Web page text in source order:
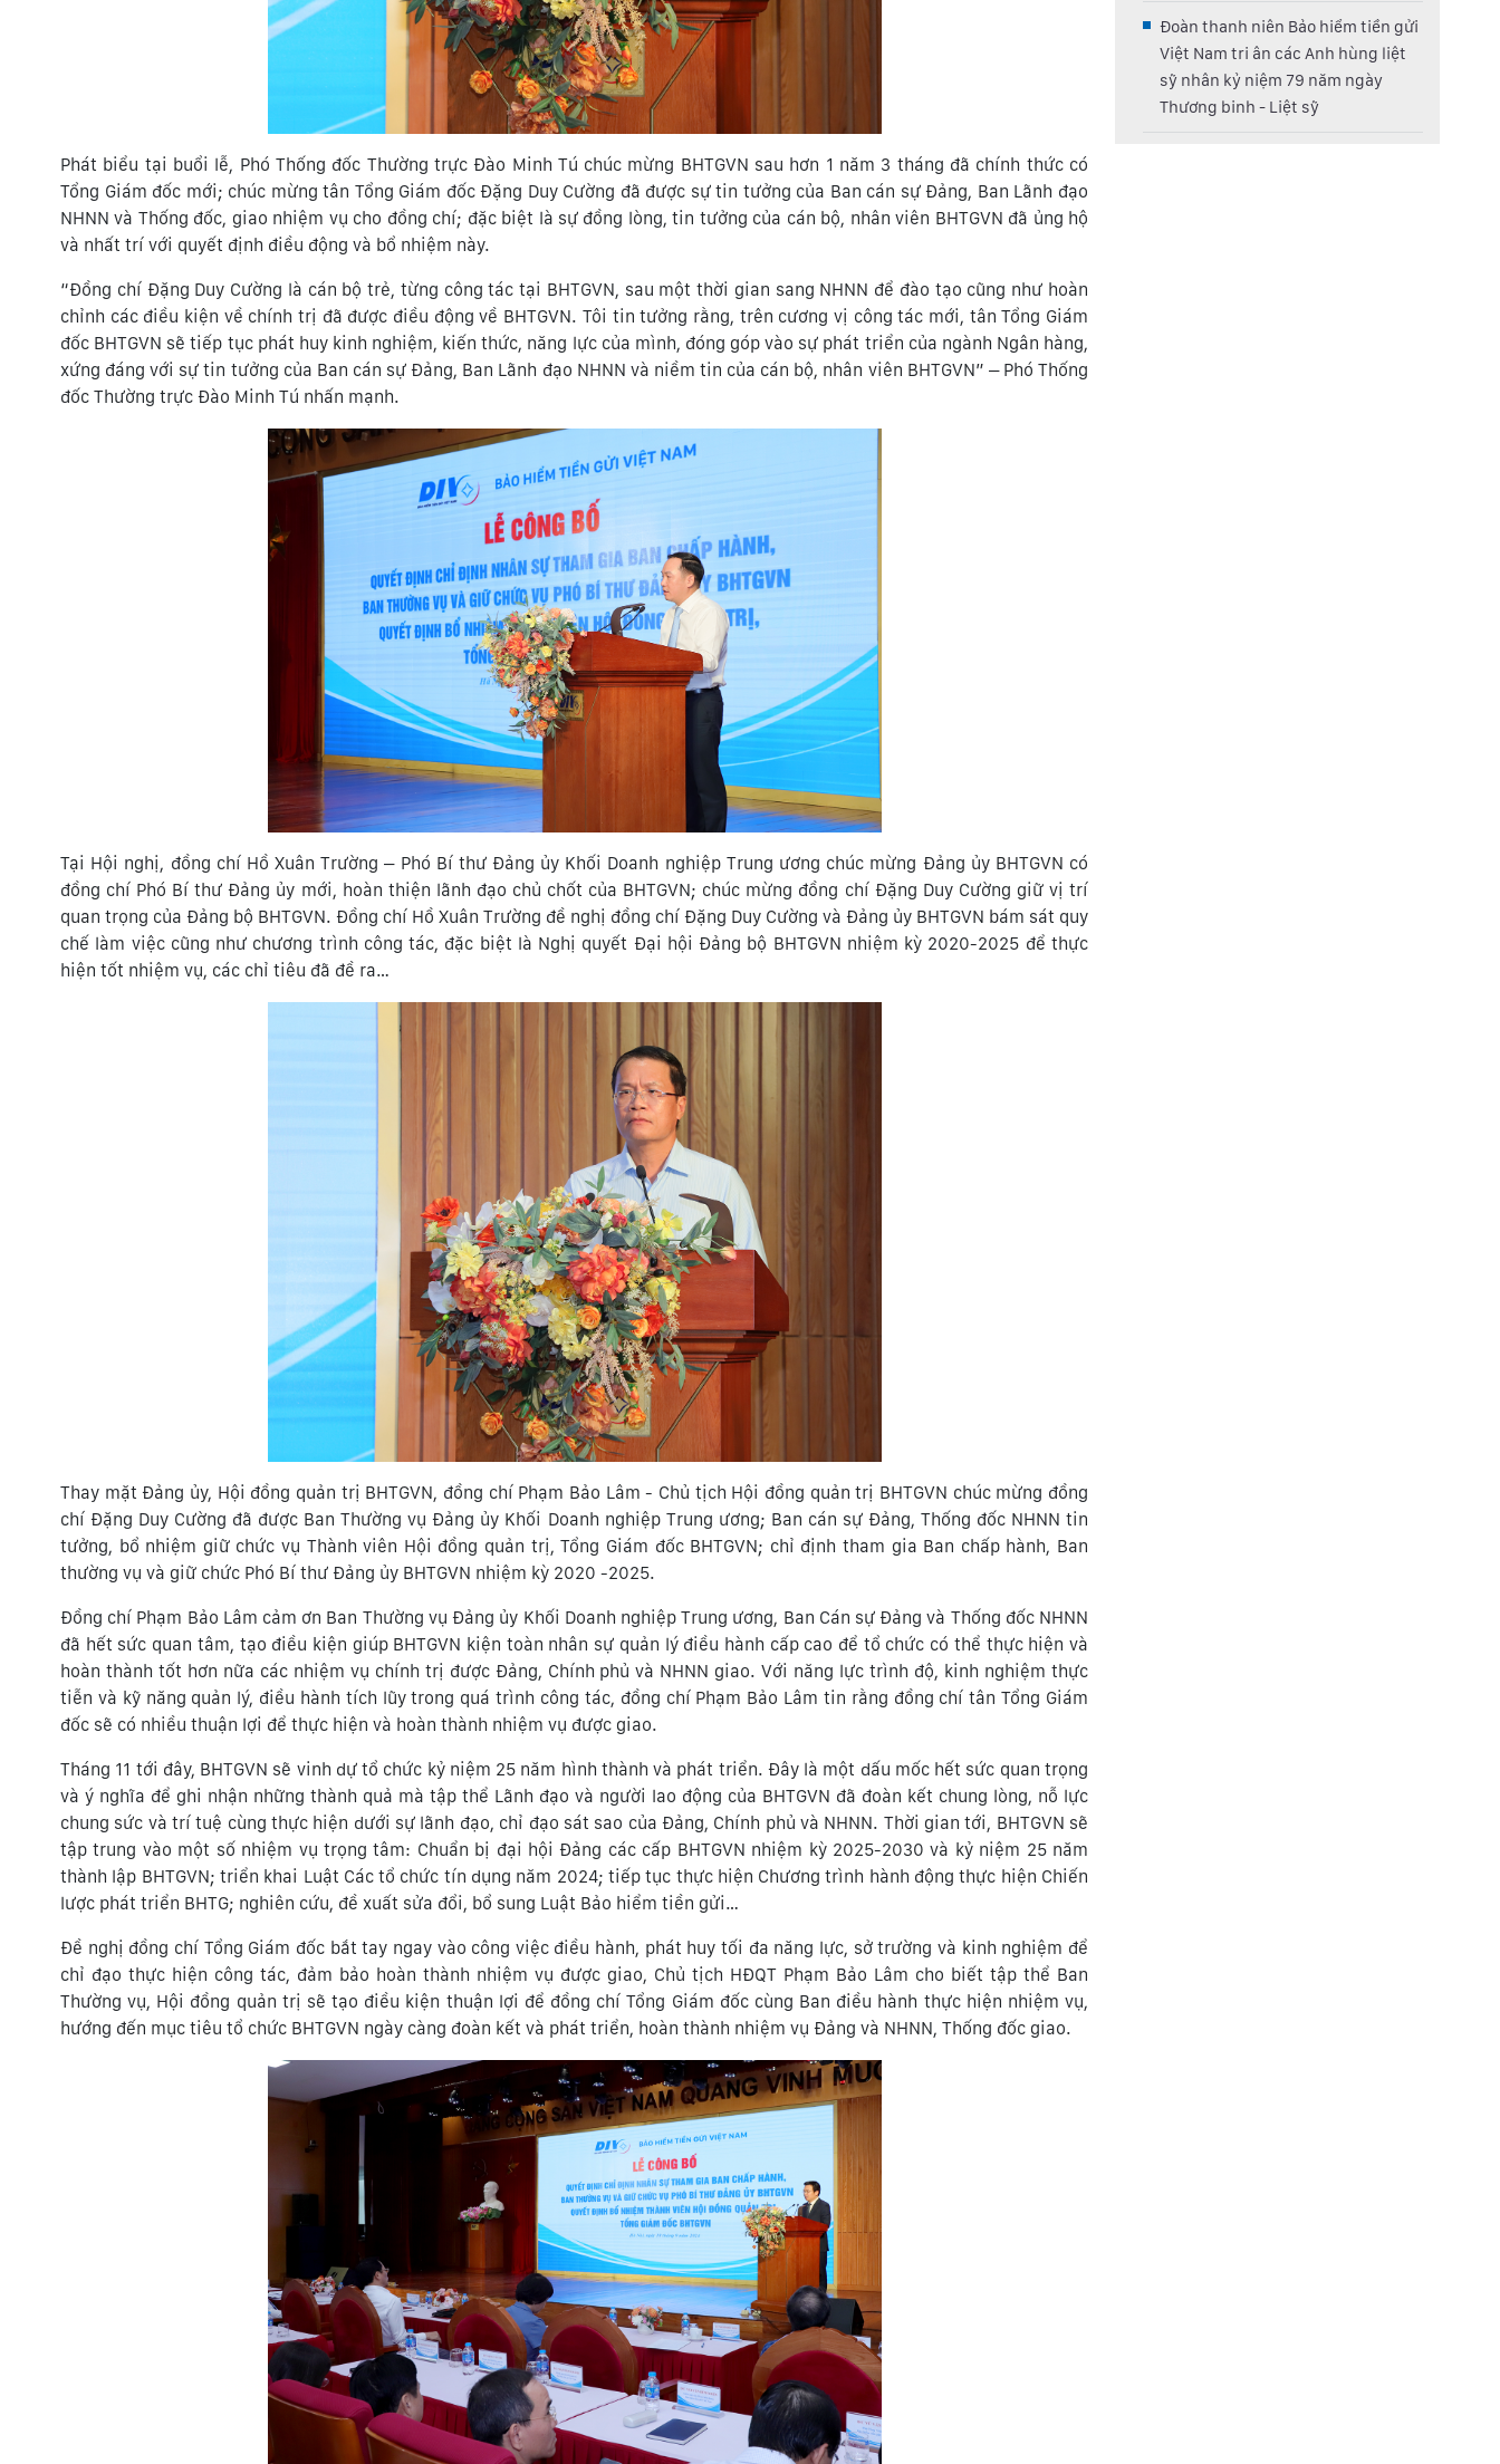
Phát biểu tại buổi lễ, Phó Thống đốc Thường trực Đào Minh Tú chúc mừng BHTGVN sau hơn 1 năm 3 tháng đã chính thức có
Tổng Giám đốc mới; chúc mừng tân Tổng Giám đốc Đặng Duy Cường đã được sự tin tưởng của Ban cán sự Đảng, Ban Lãnh đạo
NHNN và Thống đốc, giao nhiệm vụ cho đồng chí; đặc biệt là sự đồng lòng, tin tưởng của cán bộ, nhân viên BHTGVN đã ủng hộ
và nhất trí với quyết định điều động và bổ nhiệm này.
“Đồng chí Đặng Duy Cường là cán bộ trẻ, từng công tác tại BHTGVN, sau một thời gian sang NHNN để đào tạo cũng như hoàn
chỉnh các điều kiện về chính trị đã được điều động về BHTGVN. Tôi tin tưởng rằng, trên cương vị công tác mới, tân Tổng Giám
đốc BHTGVN sẽ tiếp tục phát huy kinh nghiệm, kiến thức, năng lực của mình, đóng góp vào sự phát triển của ngành Ngân hàng,
xứng đáng với sự tin tưởng của Ban cán sự Đảng, Ban Lãnh đạo NHNN và niềm tin của cán bộ, nhân viên BHTGVN” – Phó Thống
đốc Thường trực Đào Minh Tú nhấn mạnh.
Tại Hội nghị, đồng chí Hồ Xuân Trường – Phó Bí thư Đảng ủy Khối Doanh nghiệp Trung ương chúc mừng Đảng ủy BHTGVN có
đồng chí Phó Bí thư Đảng ủy mới, hoàn thiện lãnh đạo chủ chốt của BHTGVN; chúc mừng đồng chí Đặng Duy Cường giữ vị trí
quan trọng của Đảng bộ BHTGVN. Đồng chí Hồ Xuân Trường đề nghị đồng chí Đặng Duy Cường và Đảng ủy BHTGVN bám sát quy
chế làm việc cũng như chương trình công tác, đặc biệt là Nghị quyết Đại hội Đảng bộ BHTGVN nhiệm kỳ 2020-2025 để thực
hiện tốt nhiệm vụ, các chỉ tiêu đã đề ra…
Thay mặt Đảng ủy, Hội đồng quản trị BHTGVN, đồng chí Phạm Bảo Lâm - Chủ tịch Hội đồng quản trị BHTGVN chúc mừng đồng
chí Đặng Duy Cường đã được Ban Thường vụ Đảng ủy Khối Doanh nghiệp Trung ương; Ban cán sự Đảng, Thống đốc NHNN tin
tưởng, bổ nhiệm giữ chức vụ Thành viên Hội đồng quản trị, Tổng Giám đốc BHTGVN; chỉ định tham gia Ban chấp hành, Ban
thường vụ và giữ chức Phó Bí thư Đảng ủy BHTGVN nhiệm kỳ 2020 -2025.
Đồng chí Phạm Bảo Lâm cảm ơn Ban Thường vụ Đảng ủy Khối Doanh nghiệp Trung ương, Ban Cán sự Đảng và Thống đốc NHNN
đã hết sức quan tâm, tạo điều kiện giúp BHTGVN kiện toàn nhân sự quản lý điều hành cấp cao để tổ chức có thể thực hiện và
hoàn thành tốt hơn nữa các nhiệm vụ chính trị được Đảng, Chính phủ và NHNN giao. Với năng lực trình độ, kinh nghiệm thực
tiễn và kỹ năng quản lý, điều hành tích lũy trong quá trình công tác, đồng chí Phạm Bảo Lâm tin rằng đồng chí tân Tổng Giám
đốc sẽ có nhiều thuận lợi để thực hiện và hoàn thành nhiệm vụ được giao.
Tháng 11 tới đây, BHTGVN sẽ vinh dự tổ chức kỷ niệm 25 năm hình thành và phát triển. Đây là một dấu mốc hết sức quan trọng
và ý nghĩa để ghi nhận những thành quả mà tập thể Lãnh đạo và người lao động của BHTGVN đã đoàn kết chung lòng, nỗ lực
chung sức và trí tuệ cùng thực hiện dưới sự lãnh đạo, chỉ đạo sát sao của Đảng, Chính phủ và NHNN. Thời gian tới, BHTGVN sẽ
tập trung vào một số nhiệm vụ trọng tâm: Chuẩn bị đại hội Đảng các cấp BHTGVN nhiệm kỳ 2025-2030 và kỷ niệm 25 năm
thành lập BHTGVN; triển khai Luật Các tổ chức tín dụng năm 2024; tiếp tục thực hiện Chương trình hành động thực hiện Chiến
lược phát triển BHTG; nghiên cứu, đề xuất sửa đổi, bổ sung Luật Bảo hiểm tiền gửi…
Đề nghị đồng chí Tổng Giám đốc bắt tay ngay vào công việc điều hành, phát huy tối đa năng lực, sở trường và kinh nghiệm để
chỉ đạo thực hiện công tác, đảm bảo hoàn thành nhiệm vụ được giao, Chủ tịch HĐQT Phạm Bảo Lâm cho biết tập thể Ban
Thường vụ, Hội đồng quản trị sẽ tạo điều kiện thuận lợi để đồng chí Tổng Giám đốc cùng Ban điều hành thực hiện nhiệm vụ,
hướng đến mục tiêu tổ chức BHTGVN ngày càng đoàn kết và phát triển, hoàn thành nhiệm vụ Đảng và NHNN, Thống đốc giao.
Đoàn thanh niên Bảo hiểm tiền gửi
Việt Nam tri ân các Anh hùng liệt
sỹ nhân kỷ niệm 79 năm ngày
Thương binh - Liệt sỹ